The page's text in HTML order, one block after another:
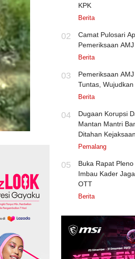
KPK
Berita
02
Camat Pulosari
Pemeriksaan
Berita
03
Pemeriksaan
Tuntas,
Berita
04
Dugaan Korupsi
Mantan Mantri
Ditahan Kejaksaan
Pemalang
05
Buka Rapat
Imbau Kader
OTT
Berita